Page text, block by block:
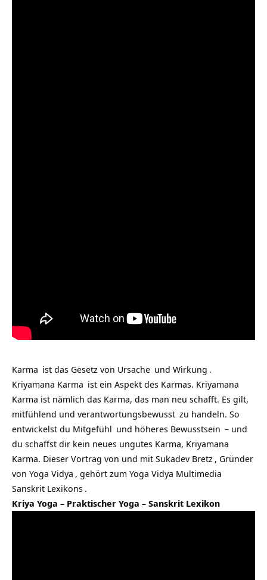
Karma ist das Gesetz von Ursache und Wirkung .
Kriyamana Karma ist ein Aspekt des Karmas. Kriyamana
Karma ist nämlich das Karma, das man neu schafft. Es gilt,
mitfühlend und verantwortungsbewusst zu handeln. So
entwickelst du Mitgefühl und höheres Bewusstsein – und
du schaffst dir kein neues ungutes Karma, Kriyamana
Karma. Dieser Vortrag von und mit Sukadev Bretz , Gründer
von Yoga Vidya , gehört zum Yoga Vidya Multimedia
Sanskrit Lexikons .
Kriya Yoga – Praktischer Yoga – Sanskrit Lexikon